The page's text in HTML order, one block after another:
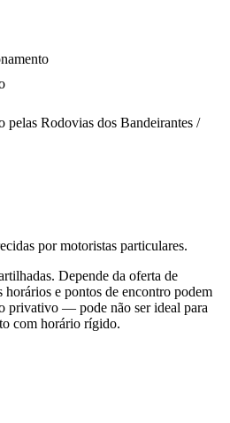
pelas Rodovias dos Bandeirantes /
por motoristas particulares.
Depende da oferta de
horários e pontos de encontro podem
privativo — pode não ser ideal para
com horário rígido.